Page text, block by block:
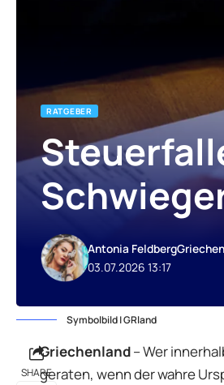
RATGEBER
03.07.2026 13:17
Antonia Feldberg
Symbolbild | GRland
SHARE
Griechenland– Wer
geraten, wenn der wahre